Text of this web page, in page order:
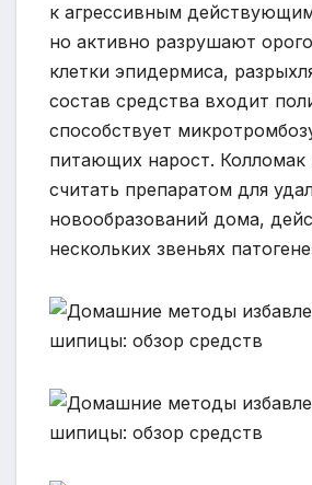
к агрессивным
но активно разрушают
клетки эпидермиса,
состав средства входит
способствует
питающих нарост.
считать препаратом для
новообразований дома,
нескольких звеньях